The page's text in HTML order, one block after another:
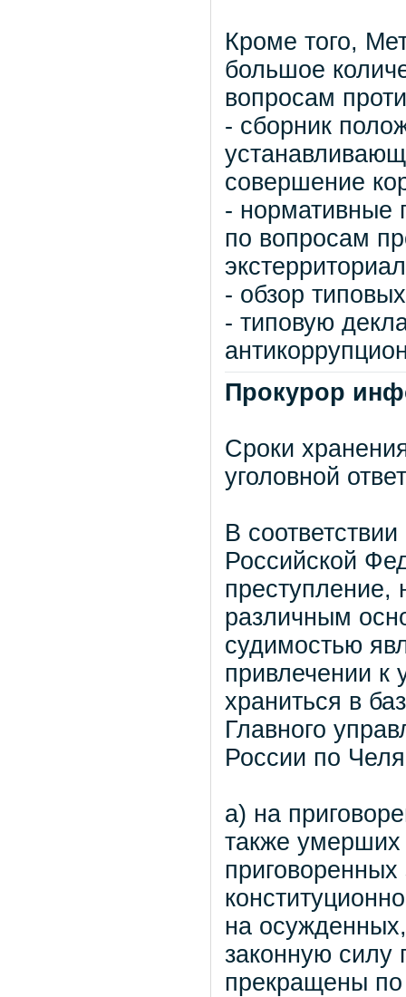
Кроме того,
большое
вопросам
- сборник
совершение
- нормативные
по вопросам
- обзор
- типовую
Прокурор
Сроки
уголовной
В
Российской
преступление,
различным
судимостью
привлечении к
храниться в
Главного
России по
а) на
также
на
законную силу
прекращены